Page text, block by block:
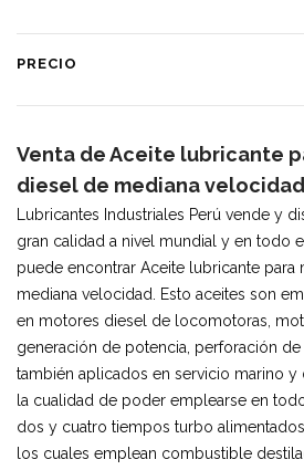
PRECIO
Venta de Aceite lubricante
diesel de mediana
Lubricantes Industriales Perú vende y
gran calidad a nivel mundial y en todo
puede encontrar Aceite lubricante para
mediana velocidad. Esto aceites son
en motores diesel de locomotoras,
generación de potencia, perforación
también aplicados en servicio marino y
la cualidad de poder emplearse en
dos y cuatro tiempos turbo alimentados
los cuales emplean combustible